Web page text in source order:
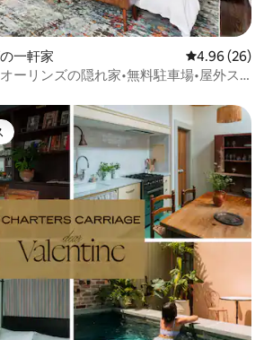
一軒家 レビュー26
4.96 (26)
ーリンズの隠れ家•無料駐車場•屋外ス
イスです。